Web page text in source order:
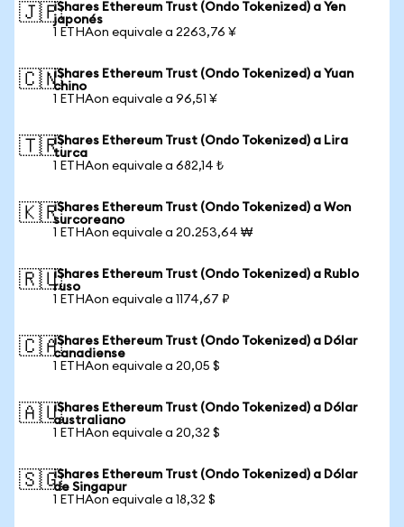
🇯🇵iShares Ethereum Trust (Ondo Tokenized) a Yen
japonés
1 ETHAon equivale a 2263,76 ¥
🇨🇳iShares Ethereum Trust (Ondo Tokenized) a Yuan
chino
1 ETHAon equivale a 96,51 ¥
🇹🇷iShares Ethereum Trust (Ondo Tokenized) a Lira
turca
1 ETHAon equivale a 682,14 ₺
🇰🇷iShares Ethereum Trust (Ondo Tokenized) a Won
surcoreano
1 ETHAon equivale a 20.253,64 ₩
🇷🇺iShares Ethereum Trust (Ondo Tokenized) a Rublo
ruso
1 ETHAon equivale a 1174,67 ₽
🇨🇦iShares Ethereum Trust (Ondo Tokenized) a Dólar
canadiense
1 ETHAon equivale a 20,05 $
🇦🇺iShares Ethereum Trust (Ondo Tokenized) a Dólar
australiano
1 ETHAon equivale a 20,32 $
🇸🇬iShares Ethereum Trust (Ondo Tokenized) a Dólar
de Singapur
1 ETHAon equivale a 18,32 $